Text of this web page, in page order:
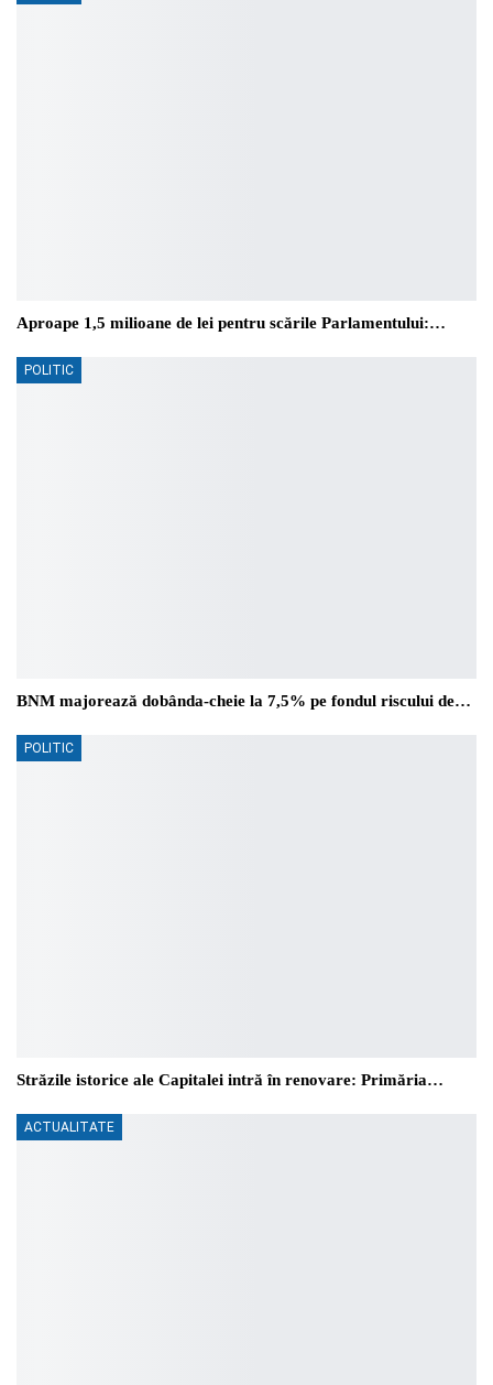
Aproape 1,5 milioane de lei pentru scările Parlamentului:…
POLITIC
BNM majorează dobânda-cheie la 7,5% pe fondul riscului de…
POLITIC
Străzile istorice ale Capitalei intră în renovare: Primăria…
ACTUALITATE